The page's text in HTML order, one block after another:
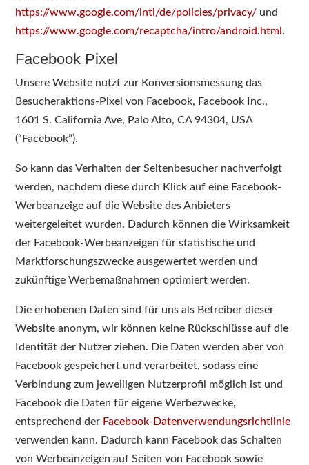
https://www.google.com/intl/de/policies/privacy/ und
https://www.google.com/recaptcha/intro/android.html .
Facebook Pixel
Unsere Website nutzt zur Konversionsmessung das
Besucheraktions-Pixel von Facebook, Facebook Inc.,
1601 S. California Ave, Palo Alto, CA 94304, USA
(“Facebook”).
So kann das Verhalten der Seitenbesucher nachverfolgt
werden, nachdem diese durch Klick auf eine Facebook-
Werbeanzeige auf die Website des Anbieters
weitergeleitet wurden. Dadurch können die Wirksamkeit
der Facebook-Werbeanzeigen für statistische und
Marktforschungszwecke ausgewertet werden und
zukünftige Werbemaßnahmen optimiert werden.
Die erhobenen Daten sind für uns als Betreiber dieser
Website anonym, wir können keine Rückschlüsse auf die
Identität der Nutzer ziehen. Die Daten werden aber von
Facebook gespeichert und verarbeitet, sodass eine
Verbindung zum jeweiligen Nutzerprofil möglich ist und
Facebook die Daten für eigene Werbezwecke,
entsprechend der Facebook-Datenverwendungsrichtlinie
verwenden kann. Dadurch kann Facebook das Schalten
von Werbeanzeigen auf Seiten von Facebook sowie